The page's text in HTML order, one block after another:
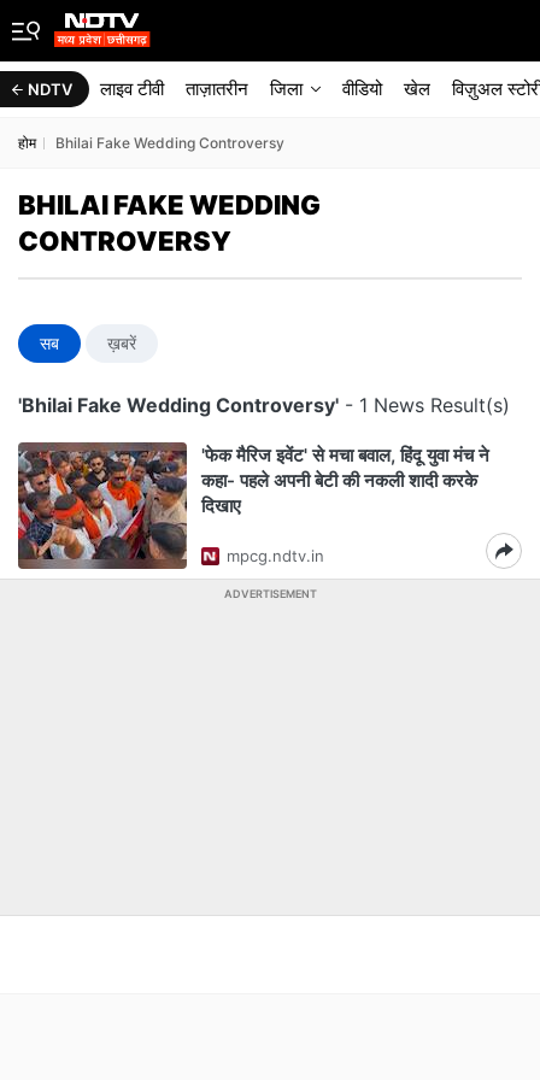
NDTV लाइव टीवी ताज़ातरीन जिला वीडियो खेल विज़ुअल
होम Bhilai Fake Wedding Controversy
BHILAI FAKE WEDDING
CONTROVERSY
सब ख़बरें
'Bhilai Fake Wedding Controversy' - 1 News Result(s)
'फेक मैरिज इवेंट' से मचा बवाल, हिंदू युवा मंच ने
कहा- पहले अपनी बेटी की नकली शादी करके
दिखाए
mpcg.ndtv.in
ADVERTISEMENT